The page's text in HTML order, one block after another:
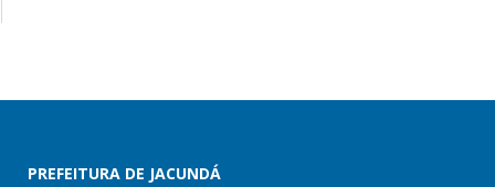
PREFEITURA DE JACUNDÁ